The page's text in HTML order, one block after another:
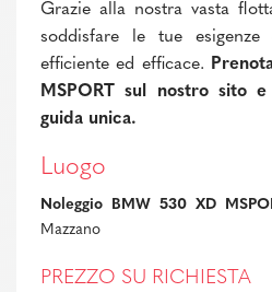
Grazie alla nostra vasta
soddisfare le tue
efficiente ed efficace.
MSPORT sul nostro sito
guida unica.
Luogo
Noleggio BMW 530 XD
Mazzano
PREZZO SU RICHIESTA